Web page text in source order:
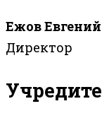
Ежов
Директор